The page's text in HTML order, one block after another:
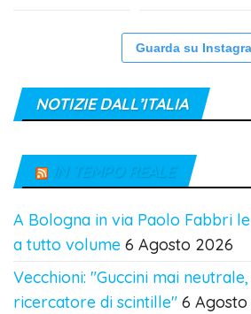
Guarda su
NOTIZIE DALL’ITALIA
IN TEMPO REALE
A Bologna in via Paolo Fabbri
a tutto volume 6 Agosto 2026
Vecchioni: "Guccini mai
ricercatore di scintille" 6